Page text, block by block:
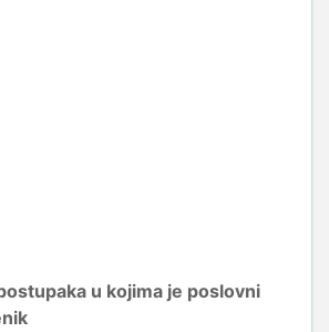
u kojima je poslovni